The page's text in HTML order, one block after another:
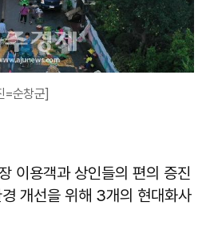
=순창군]
이용객과 상인들의 편의 증진
개선을 위해 3개의 현대화사